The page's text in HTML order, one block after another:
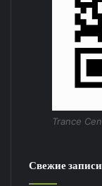
Trance
Свежие записи